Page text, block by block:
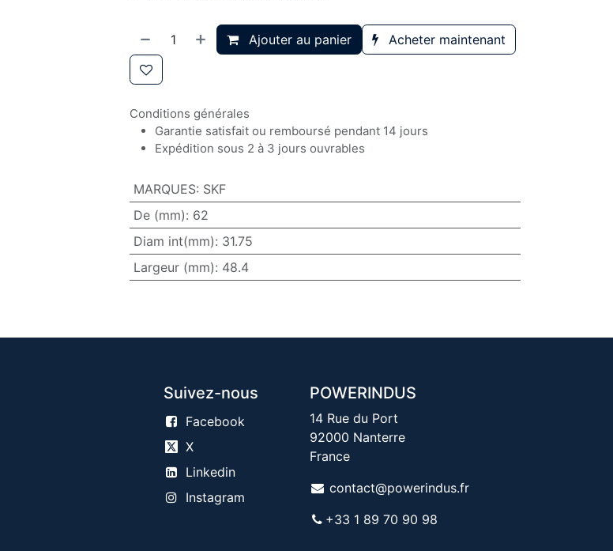
Ajouter au panier Acheter maintenant
Conditions générales
Garantie satisfait ou remboursé pendant 14 jours
Expédition sous 2 à 3 jours ouvrables
MARQUES: SKF
De (mm): 62
Diam int(mm): 31.75
Largeur (mm): 48.4
POWERINDUS
14 Rue du Port
92000 Nanterre
France
contact@powerindus.fr
+33 1 89 70 90 98
Suivez-nous
Facebook
X
Linkedin
Instagram